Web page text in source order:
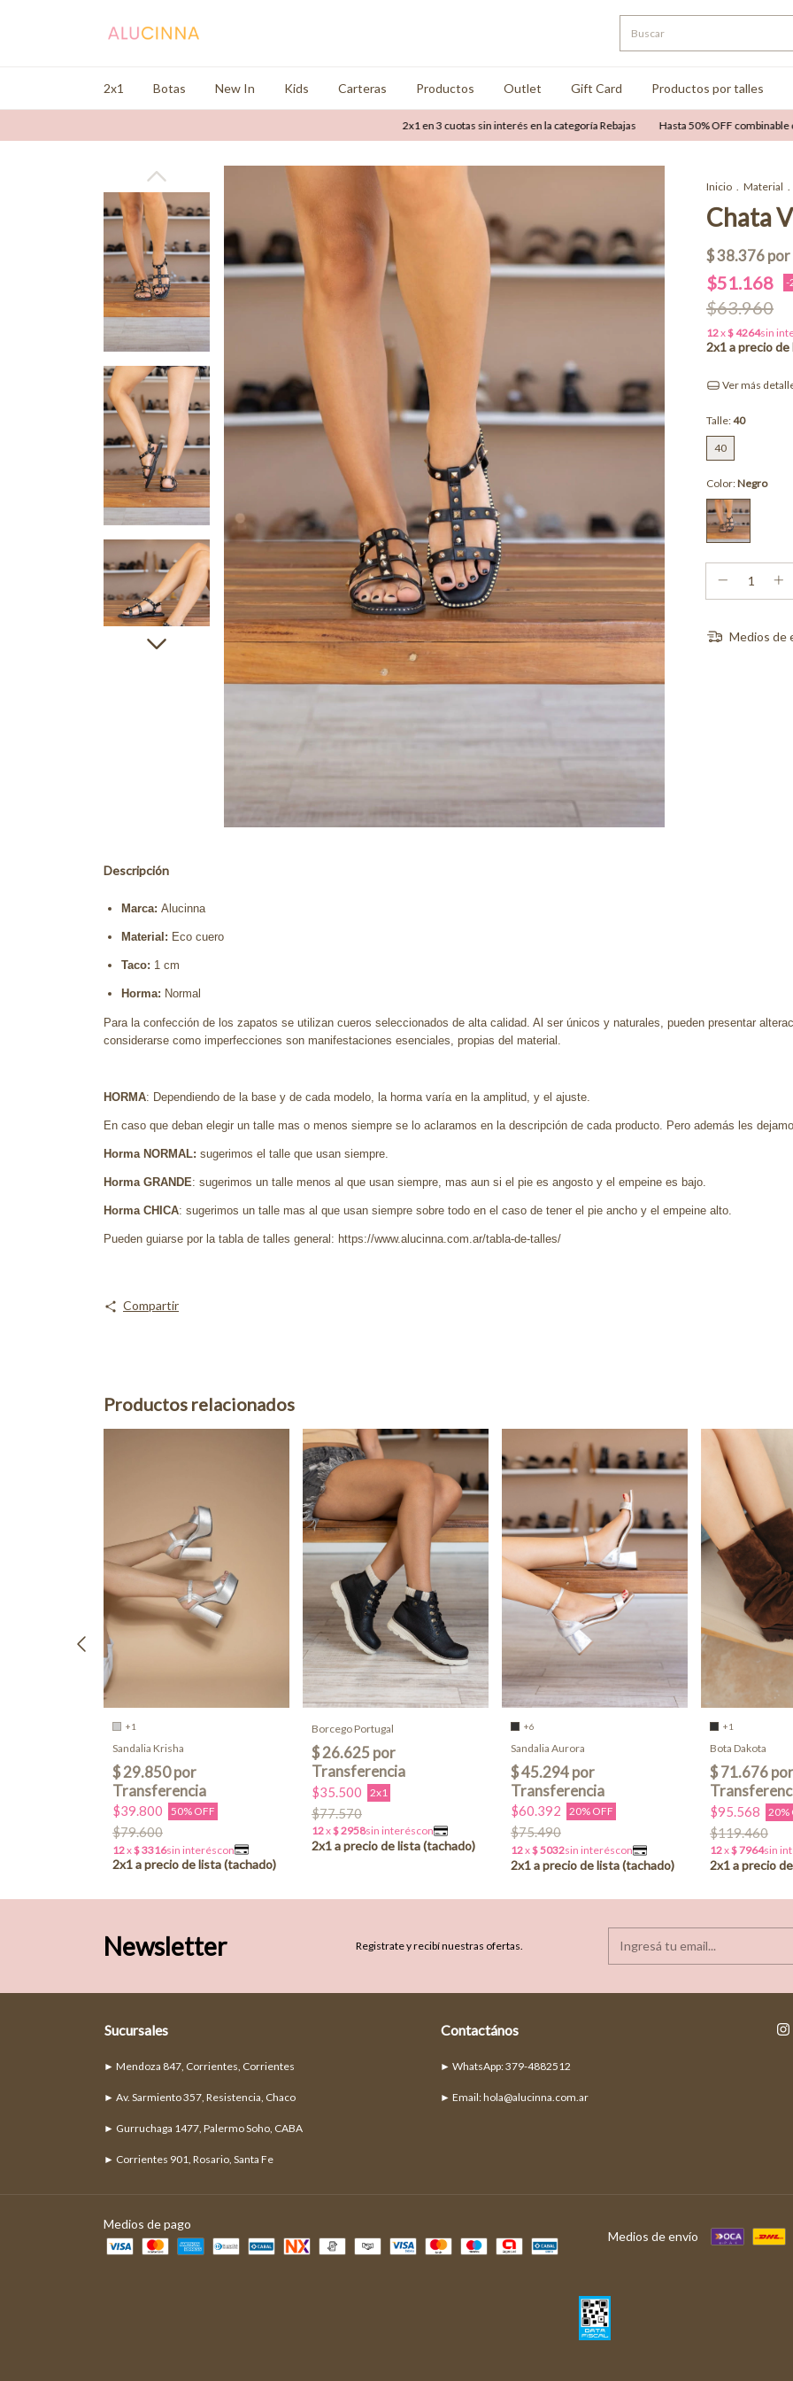
2x1 Botas New In Kids Carteras Productos Outlet Gift Card Productos por talles
2x1 en 3 cuotas sin interés en la categoría Rebajas Hasta 50% OFF combinable con
Inicio . Material .
Chata
$51.168 -
$63.960
Ver más
Talle:40
40
Color:Negro
Medios de
Descripción
Marca: Alucinna
Material: Eco cuero
Taco: 1 cm
Horma: Normal
Para la confección de los zapatos se utilizan cueros seleccionados de alta calidad. Al ser únicos y naturales, pueden presentar
considerarse como imperfecciones son manifestaciones esenciales, propias del material.
HORMA: Dependiendo de la base y de cada modelo, la horma varía en la amplitud, y el ajuste.
En caso que deban elegir un talle mas o menos siempre se lo aclaramos en la descripción de cada producto. Pero además les
Horma NORMAL: sugerimos el talle que usan siempre.
Horma GRANDE: sugerimos un talle menos al que usan siempre, mas aun si el pie es angosto y el empeine es bajo.
Horma CHICA: sugerimos un talle mas al que usan siempre sobre todo en el caso de tener el pie ancho y el empeine alto.
Pueden guiarse por la tabla de talles general: https://www.alucinna.com.ar/tabla-de-talles/
Compartir
Productos relacionados
+1
Sandalia Krisha
$39.800 50% OFF
$79.600
Borcego Portugal
$35.500 2x1
$77.570
+6
Sandalia Aurora
$60.392 20% OFF
$75.490
+1
Bota Dakota
$95.568 20%
$119.460
Newsletter Registrate y recibí nuestras ofertas.
Sucursales
► Mendoza 847, Corrientes, Corrientes
► Av. Sarmiento 357, Resistencia, Chaco
► Gurruchaga 1477, Palermo Soho, CABA
► Corrientes 901, Rosario, Santa Fe
Contactános
► Email:hola@alucinna.com.ar
Medios de pago
Medios de envío